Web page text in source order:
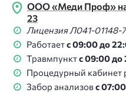
ООО «Меди Проф» на
23
Лицензия Л041-01148-
Работаетс 09:00 до
Травмпунктс 09:00 до
Процедурный кабинет
Забор анализовс